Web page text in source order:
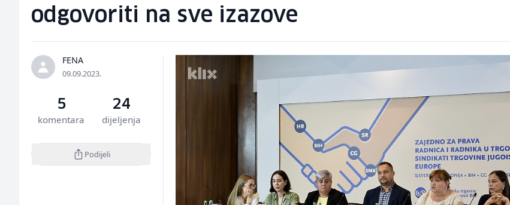
odgovoriti na sve izazove
FENA
09.09.2023.
5
komentara
24
dijeljenja
Podijeli